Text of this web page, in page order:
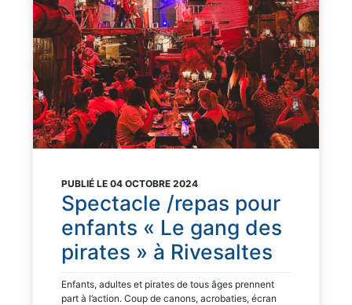
PUBLIÉ LE 04 OCTOBRE 2024
Spectacle /repas pour
enfants « Le gang des
pirates » à Rivesaltes
Enfants, adultes et pirates de tous âges prennent
part à l’action. Coup de canons, acrobaties, écran